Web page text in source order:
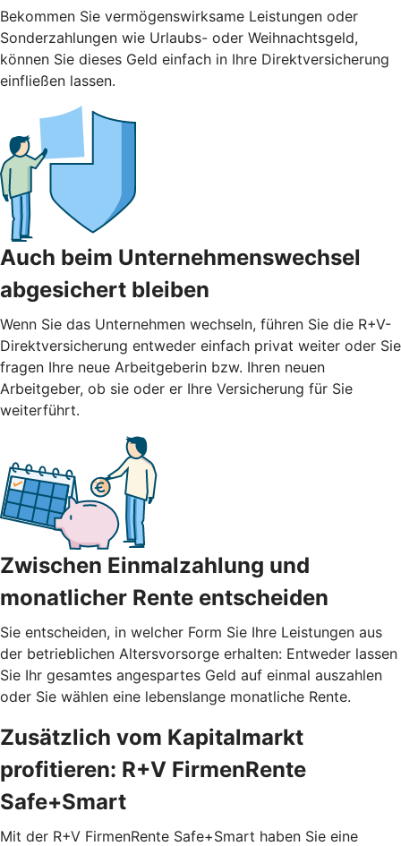
Bekommen Sie vermögenswirksame Leistungen oder
Sonderzahlungen wie Urlaubs- oder Weihnachtsgeld,
können Sie dieses Geld einfach in Ihre Direktversicherung
einfließen lassen.
Auch beim Unternehmenswechsel
abgesichert bleiben
Wenn Sie das Unternehmen wechseln, führen Sie die R+V-
Direktversicherung entweder einfach privat weiter oder Sie
fragen Ihre neue Arbeitgeberin bzw. Ihren neuen
Arbeitgeber, ob sie oder er Ihre Versicherung für Sie
weiterführt.
Zwischen Einmalzahlung und
monatlicher Rente entscheiden
Sie entscheiden, in welcher Form Sie Ihre Leistungen aus
der betrieblichen Altersvorsorge erhalten: Entweder lassen
Sie Ihr gesamtes angespartes Geld auf einmal auszahlen
oder Sie wählen eine lebenslange monatliche Rente.
Zusätzlich vom Kapitalmarkt
profitieren: R+V FirmenRente
Safe+Smart
Mit der R+V FirmenRente Safe+Smart haben Sie eine